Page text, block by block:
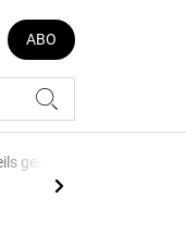
ABO
gesperrt